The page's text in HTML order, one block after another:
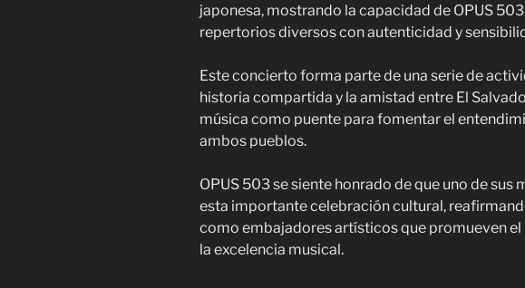
japonesa, mostrando la capacidad de OPUS
repertorios diversos con autenticidad y
Este concierto forma parte de una serie de
historia compartida y la amistad entre El
música como puente para fomentar el
ambos pueblos.
OPUS 503 se siente honrado de que uno de sus
esta importante celebración cultural,
como embajadores artísticos que promueven
la excelencia musical.